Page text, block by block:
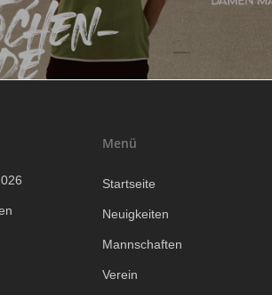
Menü
Startseite
Neuigkeiten
Mannschaften
Verein